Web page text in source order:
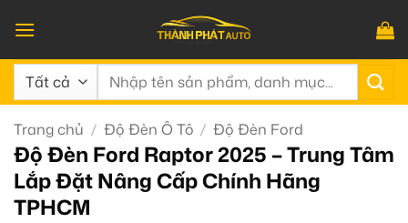
qua
nội
dung
Tìm
Trang chủ / Độ Đèn Ô Tô / Độ Đèn Ford
Độ Đèn Ford Raptor 2025 – Trung Tâm
Lắp Đặt Nâng Cấp Chính Hãng
TPHCM